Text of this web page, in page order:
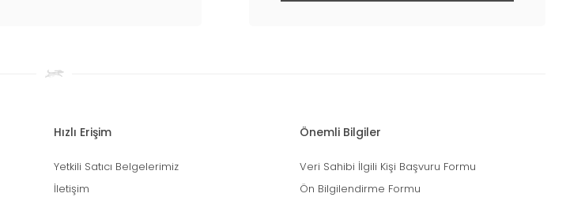
Hızlı Erişim
Yetkili Satıcı Belgelerimiz
İletişim
Önemli Bilgiler
Veri Sahibi İlgili Kişi Başvuru Formu
Ön Bilgilendirme Formu